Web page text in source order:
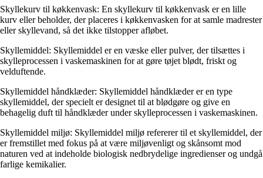
Skyllekurv til køkkenvask: En skyllekurv til køkkenvask er en lille
kurv eller beholder, der placeres i køkkenvasken for at samle madrester
eller skyllevand, så det ikke tilstopper afløbet.
Skyllemiddel: Skyllemiddel er en væske eller pulver, der tilsættes i
skylleprocessen i vaskemaskinen for at gøre tøjet blødt, friskt og
velduftende.
Skyllemiddel håndklæder: Skyllemiddel håndklæder er en type
skyllemiddel, der specielt er designet til at blødgøre og give en
behagelig duft til håndklæder under skylleprocessen i vaskemaskinen.
Skyllemiddel miljø: Skyllemiddel miljø refererer til et skyllemiddel, der
er fremstillet med fokus på at være miljøvenligt og skånsomt mod
naturen ved at indeholde biologisk nedbrydelige ingredienser og undgå
farlige kemikalier.